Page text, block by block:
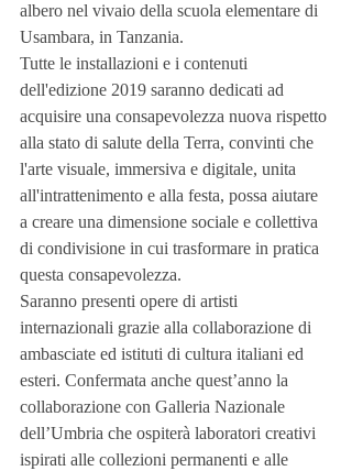
albero nel vivaio della scuola elementare di
Usambara, in Tanzania.
Tutte le installazioni e i contenuti
dell'edizione 2019 saranno dedicati ad
acquisire una consapevolezza nuova rispetto
alla stato di salute della Terra, convinti che
l'arte visuale, immersiva e digitale, unita
all'intrattenimento e alla festa, possa aiutare
a creare una dimensione sociale e collettiva
di condivisione in cui trasformare in pratica
questa consapevolezza.
Saranno presenti opere di artisti
internazionali grazie alla collaborazione di
ambasciate ed istituti di cultura italiani ed
esteri. Confermata anche quest’anno la
collaborazione con Galleria Nazionale
dell’Umbria che ospiterà laboratori creativi
ispirati alle collezioni permanenti e alle